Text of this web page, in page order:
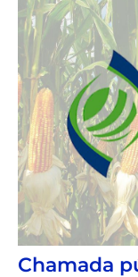
Chamada